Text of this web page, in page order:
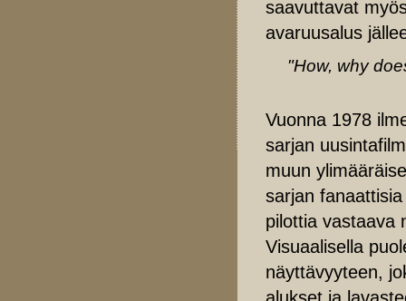
saavuttavat
avaruusalus
"How, why
Vuonna 1978
sarjan
muun
sarjan
pilottia vastaava
Visuaalisella
näyttävyyteen,